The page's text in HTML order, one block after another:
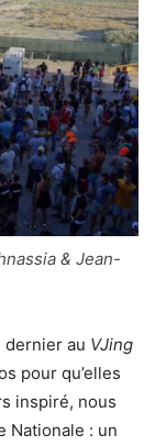
& Jean-
dernier au VJing
pour qu’elles
inspiré, nous
Nationale : un